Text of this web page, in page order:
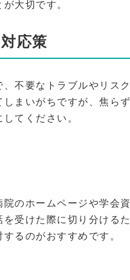
大切です。
応策
不要なトラブルやリス
まいがちですが、焦ら
てください。
のホームページや学会
受けた際に切り分ける
るのがおすすめです。